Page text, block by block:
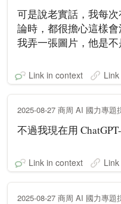
可是說老實話，我每
論時，都很擔心這樣
我弄一張圖片，他是
Link in context Link
2025-08-27 商周 AI 國力專題
不過我現在用
Link in context Link
2025-08-27 商周 AI 國力專題